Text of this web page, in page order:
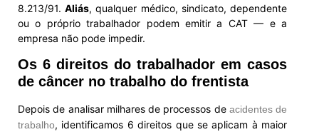
8.213/91.Aliás, qualquer médico, sindicato, dependente
ou o próprio trabalhador podem emitir a CAT — e a
empresa não pode impedir.
Os 6 direitos do trabalhador em casos
de câncer no trabalho do frentista
Depois de analisar milhares de processos de acidentes de
trabalho, identificamos 6 direitos que se aplicam à maior